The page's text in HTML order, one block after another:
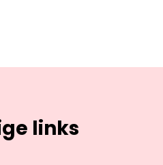
links